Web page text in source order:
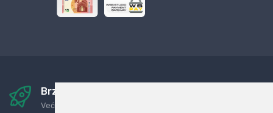
Brza i sigurna dostava
Već za nekoliko dana kod vas